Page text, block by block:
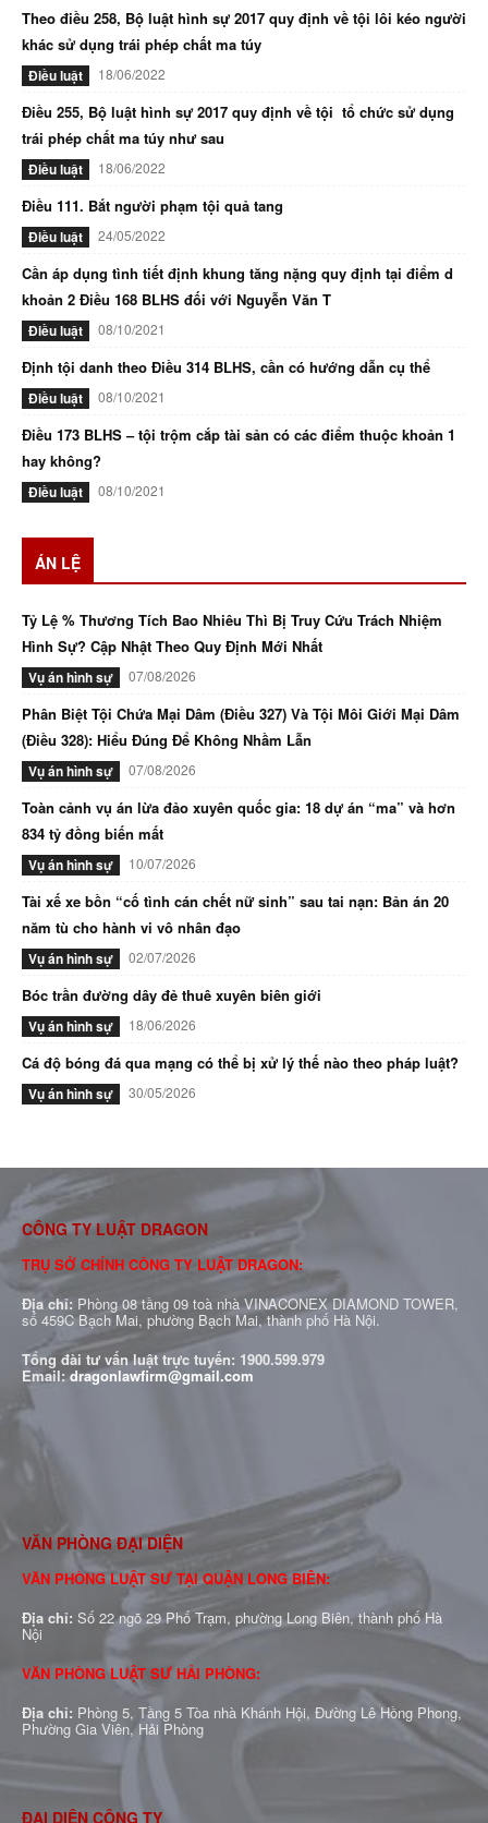
Theo điều 258, Bộ luật hình sự 2017 quy định về tội lôi kéo người
khác sử dụng trái phép chất ma túy
Điều luật 18/06/2022
Điều 255, Bộ luật hình sự 2017 quy định về tội tổ chức sử dụng
trái phép chất ma túy như sau
Điều luật 18/06/2022
Điều 111. Bắt người phạm tội quả tang
Điều luật 24/05/2022
Cần áp dụng tình tiết định khung tăng nặng quy định tại điểm d
khoản 2 Điều 168 BLHS đối với Nguyễn Văn T
Điều luật 08/10/2021
Định tội danh theo Điều 314 BLHS, cần có hướng dẫn cụ thể
Điều luật 08/10/2021
Điều 173 BLHS – tội trộm cắp tài sản có các điểm thuộc khoản 1
hay không?
Điều luật 08/10/2021
ÁN LỆ
Tỷ Lệ % Thương Tích Bao Nhiêu Thì Bị Truy Cứu Trách Nhiệm
Hình Sự? Cập Nhật Theo Quy Định Mới Nhất
Vụ án hình sự 07/08/2026
Phân Biệt Tội Chứa Mại Dâm (Điều 327) Và Tội Môi Giới Mại Dâm
(Điều 328): Hiểu Đúng Để Không Nhầm Lẫn
Vụ án hình sự 07/08/2026
Toàn cảnh vụ án lừa đảo xuyên quốc gia: 18 dự án “ma” và hơn
834 tỷ đồng biến mất
Vụ án hình sự 10/07/2026
Tài xế xe bồn “cố tình cán chết nữ sinh” sau tai nạn: Bản án 20
năm tù cho hành vi vô nhân đạo
Vụ án hình sự 02/07/2026
Bóc trần đường dây đẻ thuê xuyên biên giới
Vụ án hình sự 18/06/2026
Cá độ bóng đá qua mạng có thể bị xử lý thế nào theo pháp luật?
Vụ án hình sự 30/05/2026
CÔNG TY LUẬT DRAGON
TRỤ SỞ CHÍNH CÔNG TY LUẬT DRAGON:
Địa chỉ: Phòng 08 tầng 09 toà nhà VINACONEX DIAMOND TOWER,
số 459C Bạch Mai, phường Bạch Mai, thành phố Hà Nội.
Tổng đài tư vấn luật trực tuyến: 1900.599.979
Email:dragonlawfirm@gmail.com
VĂN PHÒNG ĐẠI DIỆN
VĂN PHÒNG LUẬT SƯ TẠI QUẬN LONG BIÊN:
Địa chỉ: Số 22 ngõ 29 Phố Trạm, phường Long Biên, thành phố Hà
Nội
VĂN PHÒNG LUẬT SƯ HẢI PHÒNG:
Địa chỉ: Phòng 5, Tầng 5 Tòa nhà Khánh Hội, Đường Lê Hồng Phong,
Phường Gia Viên, Hải Phòng
ĐẠI DIỆN CÔNG TY